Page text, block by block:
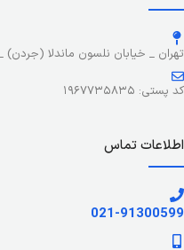
تهران _ خیابان نلسون ماندلا (جردن) _
کد پستی: ۱۹۶۷۷۳۵۸۳۵
اطلاعات تماس
021-91300599